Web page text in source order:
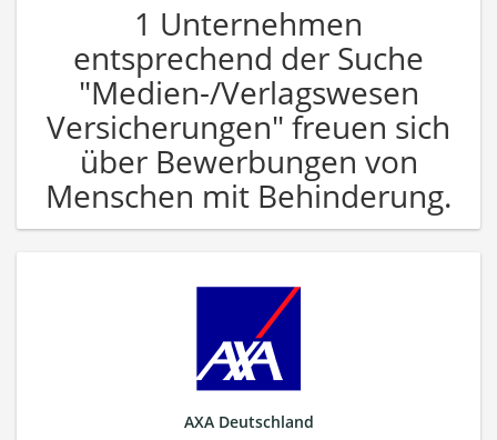
1 Unternehmen
entsprechend der Suche
"Medien-/Verlagswesen
Versicherungen" freuen sich
über Bewerbungen von
Menschen mit Behinderung.
AXA Deutschland